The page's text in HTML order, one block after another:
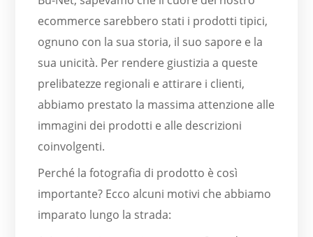
ecommerce sarebbero stati i prodotti tipici,
ognuno con la sua storia, il suo sapore e la
sua unicità. Per rendere giustizia a queste
prelibatezze regionali e attirare i clienti,
abbiamo prestato la massima attenzione alle
immagini dei prodotti e alle descrizioni
coinvolgenti.
Perché la fotografia di prodotto è così
importante? Ecco alcuni motivi che abbiamo
imparato lungo la strada: